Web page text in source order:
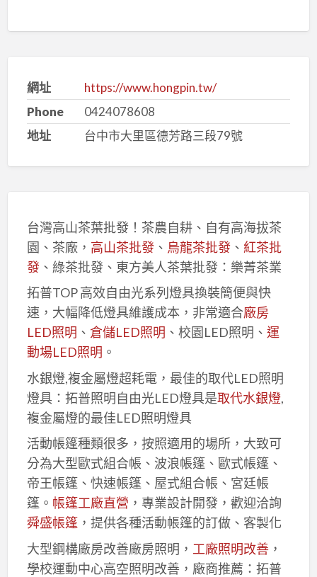
網址
https://www.hongpin.tw/
Phone
0424078608
地址
台中市大里區德芳路三段79號
台灣高山茶葉批發！茶農自耕、自有高海拔茶
園、茶廠， 高山茶批發、 烏龍茶批發、 紅茶批
發、綠茶批發、東方美人茶葉批發：樂菁茶業
拓普TOP 高效自由光系列燈具換裝簡便與快
速，大幅降低燈具維護成本，非常適合廠房
LED照明 、 倉儲LED照明 、校園LED照明、 運
動場LED照明 。
水銀燈,複金屬燈超耗電，最佳的取代LED照明
燈具：拓普照明自由光LED燈具是取代水銀燈,
複金屬燈的最佳LED照明燈具
活動帳篷種類很多，按照適用的場所，大致可
分為大型歐式組合帳、波浪帳篷、歐式帳篷、
帝王帳篷、快速帳篷、屋式組合帳、宮廷帳
篷。 帳篷工廠直營 ，專業設計開發，歡迎洽詢
舜盛帳篷，提供各種活動帳篷的訂做、客製化
大型鋼構廠房改善廠房照明， 工廠照明改善，
學校運動中心高空照明改善，廠商推薦：拓普